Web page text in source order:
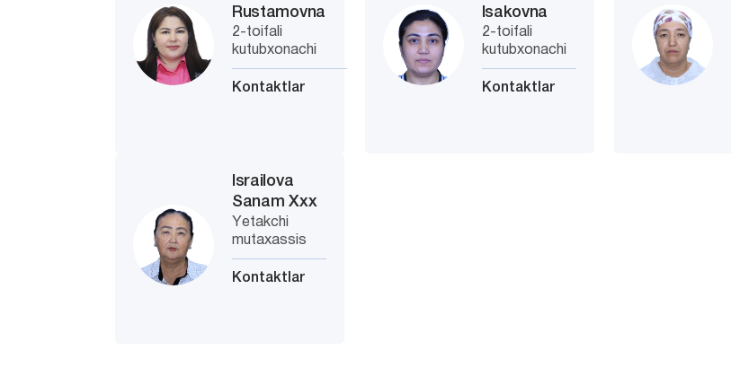
Rustamovna
2-toifali
kutubxonachi
Kontaktlar
Isakovna
2-toifali
kutubxonachi
Kontaktlar
Israilova
Sanam Xxx
Yetakchi
mutaxassis
Kontaktlar